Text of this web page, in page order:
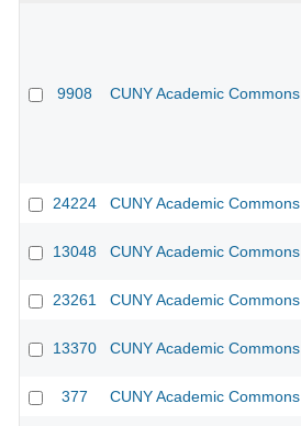
9908 CUNY Academic Commons
24224 CUNY Academic Commons
13048 CUNY Academic Commons
23261 CUNY Academic Commons
13370 CUNY Academic Commons
377 CUNY Academic Commons